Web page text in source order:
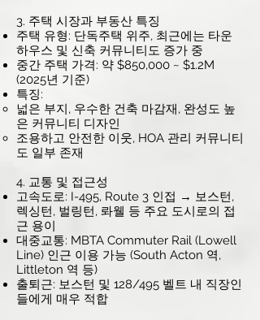
3. 주택 시장과 부동산 특징
주택 유형: 단독주택 위주, 최근에는 타운
하우스 및 신축 커뮤니티도 증가 중
중간 주택 가격: 약 $850,000 ~ $1.2M
(2025년 기준)
특징:
넓은 부지, 우수한 건축 마감재, 완성도 높
은 커뮤니티 디자인
조용하고 안전한 이웃, HOA 관리 커뮤니티
도 일부 존재
4. 교통 및 접근성
고속도로: I-495, Route 3 인접 → 보스턴,
렉싱턴, 벌링턴, 롸웰 등 주요 도시로의 접
근 용이
대중교통: MBTA Commuter Rail (Lowell
Line) 인근 이용 가능 (South Acton 역,
Littleton 역 등)
출퇴근: 보스턴 및 128/495 벨트 내 직장인
들에게 매우 적합